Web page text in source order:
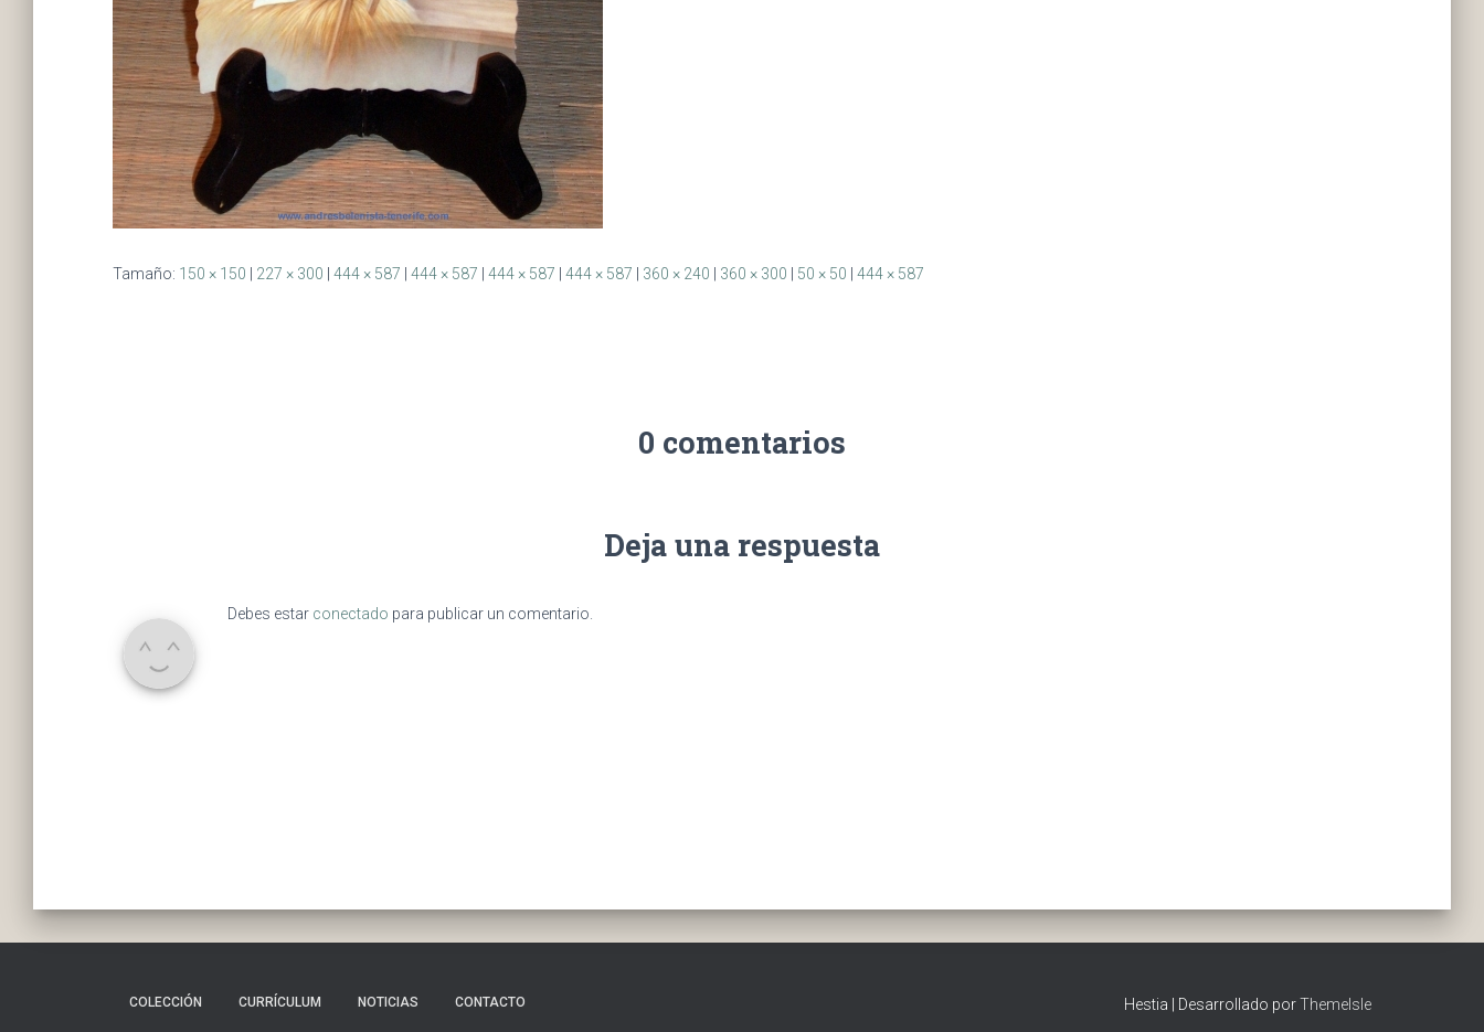
Tamaño: 150 × 150 227 × 300 444 × 587 444 × 587 444 × 587 444 × 587 360 × 240 360 × 300 50 × 50 444 × 587
0 comentarios
Deja una respuesta
Debes estar conectado para publicar un comentario.
COLECCIÓN CURRÍCULUM NOTICIAS CONTACTO Hestia | Desarrollado porThemeIsle